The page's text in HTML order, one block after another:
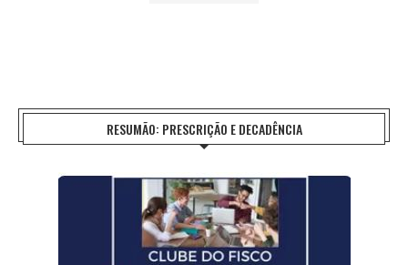
RESUMÃO: PRESCRIÇÃO E DECADÊNCIA